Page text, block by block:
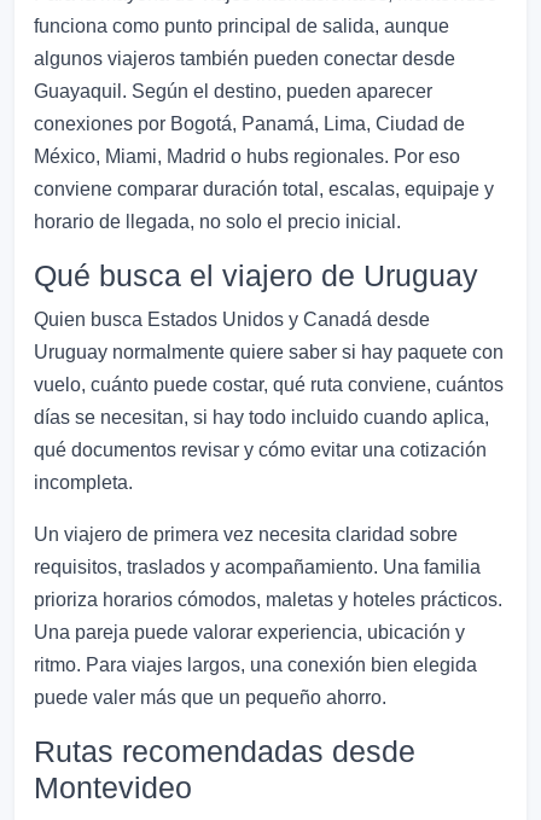
funciona como punto principal de salida, aunque
algunos viajeros también pueden conectar desde
Guayaquil. Según el destino, pueden aparecer
conexiones por Bogotá, Panamá, Lima, Ciudad de
México, Miami, Madrid o hubs regionales. Por eso
conviene comparar duración total, escalas, equipaje y
horario de llegada, no solo el precio inicial.
Qué busca el viajero de Uruguay
Quien busca Estados Unidos y Canadá desde
Uruguay normalmente quiere saber si hay paquete con
vuelo, cuánto puede costar, qué ruta conviene, cuántos
días se necesitan, si hay todo incluido cuando aplica,
qué documentos revisar y cómo evitar una cotización
incompleta.
Un viajero de primera vez necesita claridad sobre
requisitos, traslados y acompañamiento. Una familia
prioriza horarios cómodos, maletas y hoteles prácticos.
Una pareja puede valorar experiencia, ubicación y
ritmo. Para viajes largos, una conexión bien elegida
puede valer más que un pequeño ahorro.
Rutas recomendadas desde
Montevideo